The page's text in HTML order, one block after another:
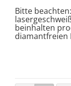
Bitte
beinhalten
diamantfreien